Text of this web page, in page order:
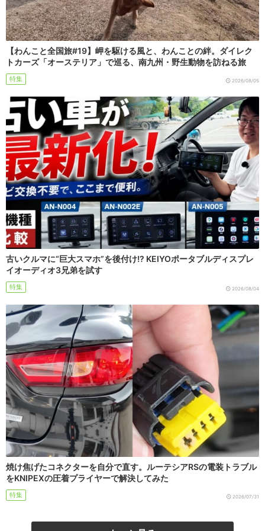
【わんこと全国旅#19】岬を駆ける風と、わんことの絆。ダイレク
トカーズ「オーステリア」で巡る、南九州・野生動物を訪ねる旅
特集 2026/08/05
古いクルマに“巨大スマホ”を後付け!? KEIYOポータブルディスプレ
イオーディオ3兄弟を試す
特集 2026/08/04
焼け焦げたコネクターを自分で直す。ルーテシアRSの電装トラブル
をKNIPEXの圧着プライヤーで解決してみた
特集 2026/07/31